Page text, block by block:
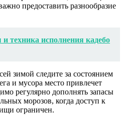
предоставить разнообразие
техника исполнения кадебо
зимой следите за состоянием
и мусора место привлечет
регулярно дополнять запасы
морозов, когда доступ к
ограничен.